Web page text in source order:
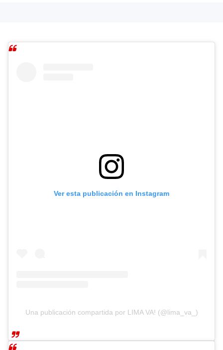
Ver esta publicación en Instagram
Una publicación compartida por LIMA VA! (@lima_va_)